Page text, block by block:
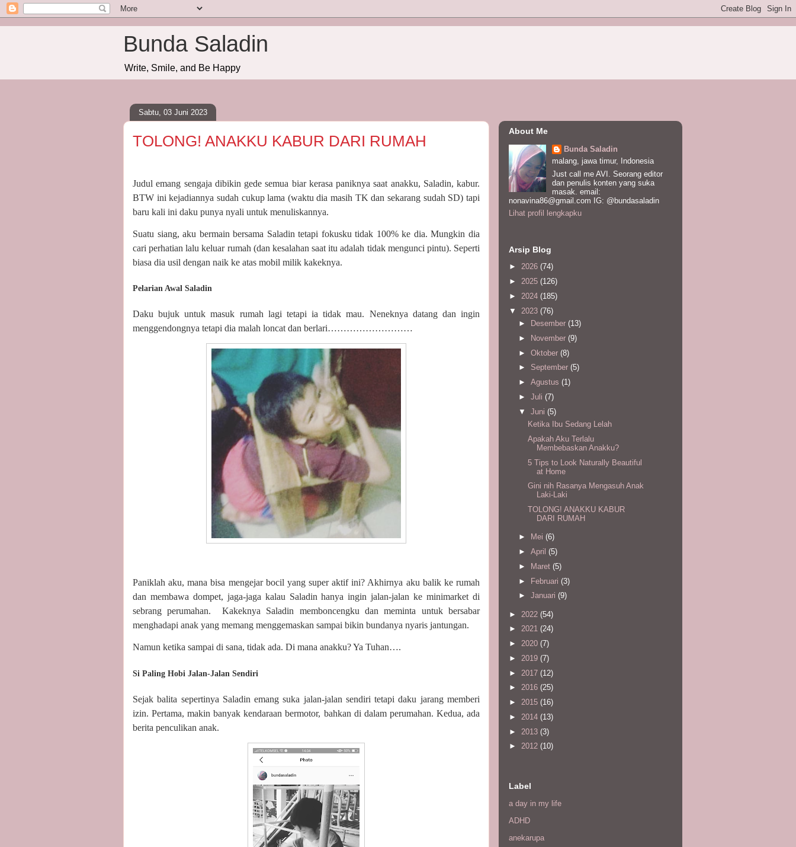
Bunda Saladin
Write, Smile, and Be Happy
Sabtu, 03 Juni 2023
TOLONG! ANAKKU KABUR DARI RUMAH
Judul emang sengaja dibikin gede semua biar kerasa paniknya saat anakku, Saladin, kabur.
BTW ini kejadiannya sudah cukup lama (waktu dia masih TK dan sekarang sudah SD) tapi
baru kali ini daku punya nyali untuk menuliskannya.
Suatu siang, aku bermain bersama Saladin tetapi fokusku tidak 100% ke dia. Mungkin dia
cari perhatian lalu keluar rumah (dan kesalahan saat itu adalah tidak mengunci pintu). Seperti
biasa dia usil dengan naik ke atas mobil milik kakeknya.
Pelarian Awal Saladin
Daku bujuk untuk masuk rumah lagi tetapi ia tidak mau. Neneknya datang dan ingin
menggendongnya tetapi dia malah loncat dan berlari………………………
Paniklah aku, mana bisa mengejar bocil yang super aktif ini? Akhirnya aku balik ke rumah
dan membawa dompet, jaga-jaga kalau Saladin hanya ingin jalan-jalan ke minimarket di
sebrang perumahan.
Kakeknya Saladin memboncengku dan meminta untuk bersabar
menghadapi anak yang memang menggemaskan sampai bikin bundanya nyaris jantungan.
Namun ketika sampai di sana, tidak ada. Di mana anakku? Ya Tuhan….
Si Paling Hobi Jalan-Jalan Sendiri
Sejak balita sepertinya Saladin emang suka jalan-jalan sendiri tetapi daku jarang memberi
izin. Pertama, makin banyak kendaraan bermotor, bahkan di dalam perumahan. Kedua, ada
berita penculikan anak.
About Me
Bunda Saladin
malang, jawa timur, Indonesia
Just call me AVI. Seorang editor
dan penulis konten yang suka
masak. email:
nonavina86@gmail.com IG: @bundasaladin
Lihat profil lengkapku
Arsip Blog
► 2026 (74)
► 2025 (126)
► 2024 (185)
▼ 2023 (76)
►
Desember (13)
►
November (9)
► Oktober (8)
► September (5)
► Agustus (1)
► Juli (7)
▼ Juni (5)
Ketika Ibu Sedang Lelah
Apakah Aku Terlalu
Membebaskan Anakku?
5 Tips to Look Naturally Beautiful
at Home
Gini nih Rasanya Mengasuh Anak
Laki-Laki
TOLONG! ANAKKU KABUR
DARI RUMAH
► Mei (6)
► April (5)
►
Maret (5)
► Februari (3)
► Januari (9)
► 2022 (54)
► 2021 (24)
► 2020 (7)
► 2019 (7)
► 2017 (12)
► 2016 (25)
► 2015 (16)
► 2014 (13)
► 2013 (3)
► 2012 (10)
Label
a day in my life
ADHD
anekarupa